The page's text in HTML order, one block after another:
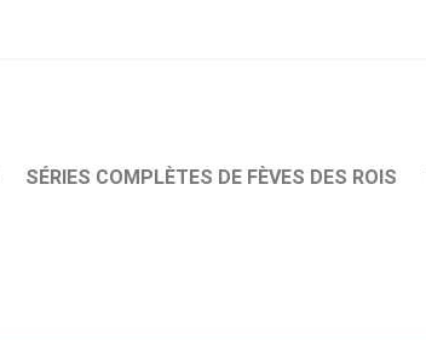
SÉRIES COMPLÈTES DE FÈVES DES ROIS